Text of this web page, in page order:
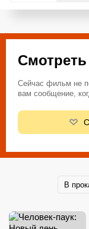
Сейчас фильм не
вам сообщение,
В